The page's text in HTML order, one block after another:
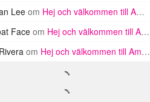
Leeom Hej och välkommen till Amalfikusten
Face om Hej och välkommen till Amalfikusten
om Hej och välkommen till Amalfikusten